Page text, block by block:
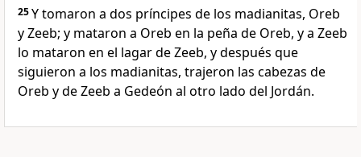
25Y tomaron a dos príncipes de los madianitas, Oreb
y Zeeb; y mataron a Oreb en la peña de Oreb, y a Zeeb
lo mataron en el lagar de Zeeb, y después que
siguieron a los madianitas, trajeron las cabezas de
Oreb y de Zeeb a Gedeón al otro lado del Jordán.